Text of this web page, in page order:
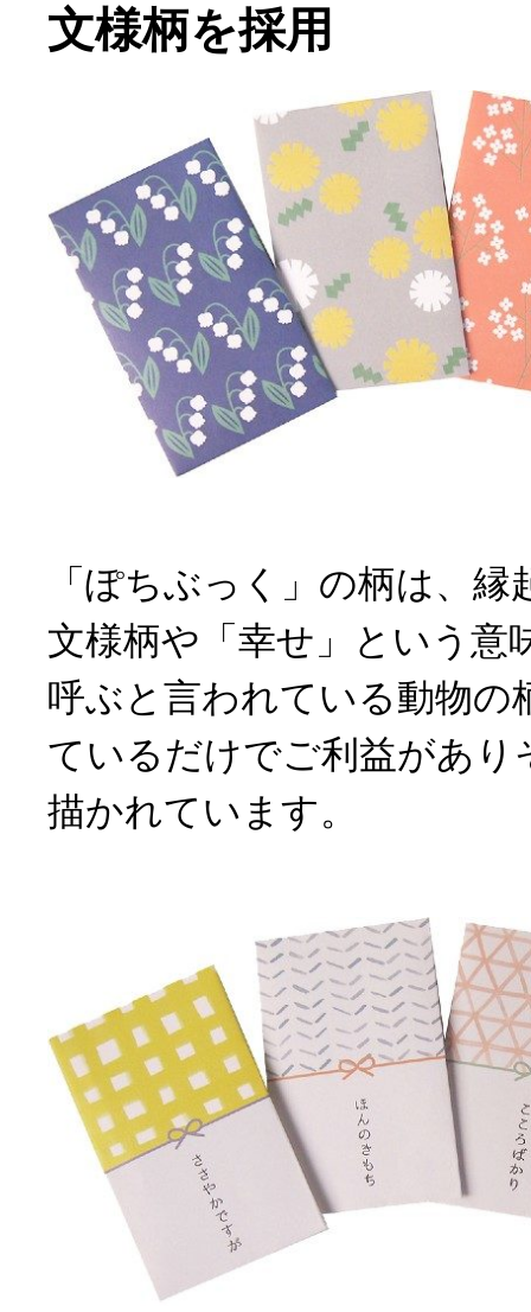
文様柄を採用
「ぽちぶっく」の柄は、
文様柄や「幸せ」という意
呼ぶと言われている動物の
ているだけでご利益があり
描かれています。